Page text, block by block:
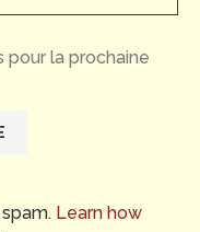
pour la prochaine
Learn how